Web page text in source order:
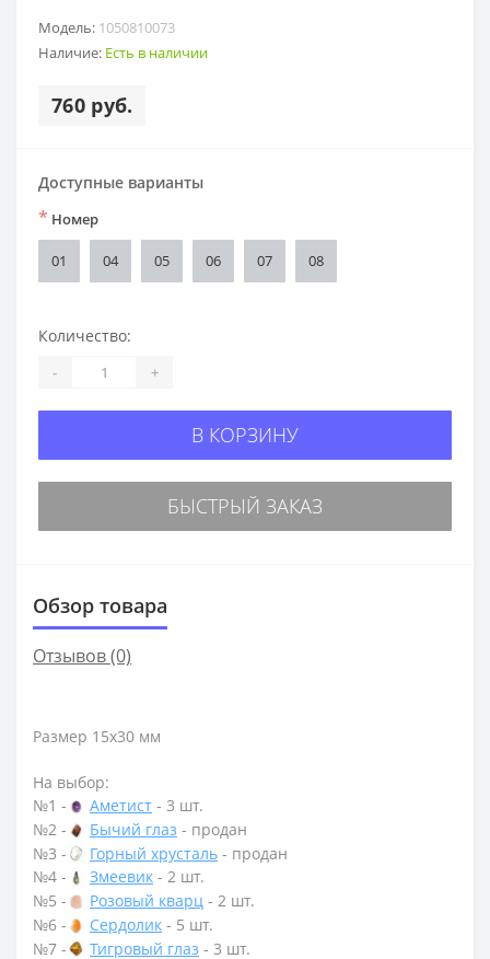
Модель: 1050810073
Наличие: Есть в наличии
760 руб.
Доступные варианты
* Номер
01 04 05 06 07 08
Количество:
- +
В КОРЗИНУ
БЫСТРЫЙ ЗАКАЗ
Обзор товара
Отзывов (0)
Размер 15х30 мм
На выбор:
№1 -
Аметист - 3 шт.
№2 -
Бычий глаз - продан
№3 -
Горный хрусталь - продан
№4 -
Змеевик - 2 шт.
№5 -
Розовый кварц - 2 шт.
№6 -
Сердолик - 5 шт.
№7 -
Тигровый глаз - 3 шт.